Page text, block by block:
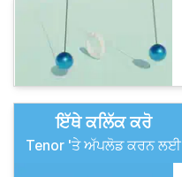
ਇੱਥੇ ਕਲਿੱਕ ਕਰੋ
Tenor 'ਤੇ ਅੱਪਲੋਡ ਕਰਨ ਲਈ